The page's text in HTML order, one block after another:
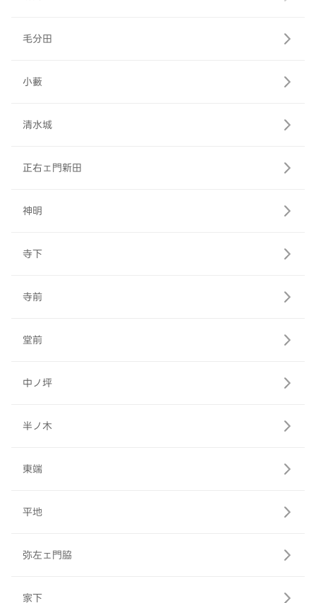
毛分田
小藪
清水城
正右ェ門新田
神明
寺下
寺前
堂前
中ノ坪
半ノ木
東端
平地
弥左ェ門脇
家下